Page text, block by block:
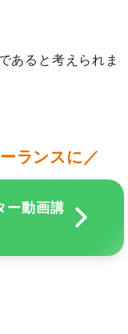
あると考えられま
ランスに／
ー動画講